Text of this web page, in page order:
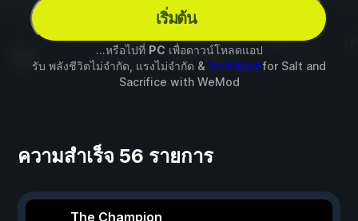
เริ่มต้น
...หรือไปที่ PC เพื่อดาวน์โหลดแอป
รับ พลังชีวิตไม่จำกัด, แรงไม่จำกัด & อีก 8 Mod for Salt and
Sacrifice with WeMod
ความสำเร็จ 56 รายการ
The Champion